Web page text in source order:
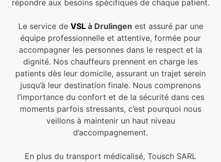
répondre aux besoins spécifiques de chaque patient.
Le service de VSLà Drulingen est assuré par une
équipe professionnelle et attentive, formée pour
accompagner les personnes dans le respect et la
dignité. Nos chauffeurs prennent en charge les
patients dès leur domicile, assurant un trajet serein
jusqu’à leur destination finale. Nous comprenons
l’importance du confort et de la sécurité dans ces
moments parfois stressants, c’est pourquoi nous
veillons à maintenir un haut niveau
d’accompagnement.
En plus du transport médicalisé, Tousch SARL